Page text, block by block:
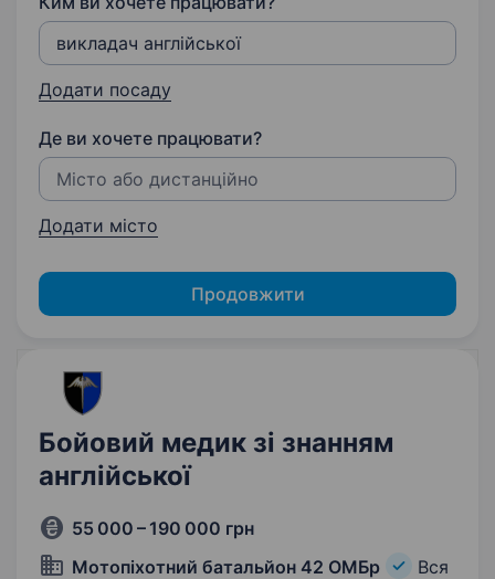
Додати посаду
Де ви хочете працювати?
Додати місто
Продовжити
Бойовий медик зі знанням
англійської
55 000 – 190 000 грн
Мотопіхотний батальйон 42 ОМБр
Вся